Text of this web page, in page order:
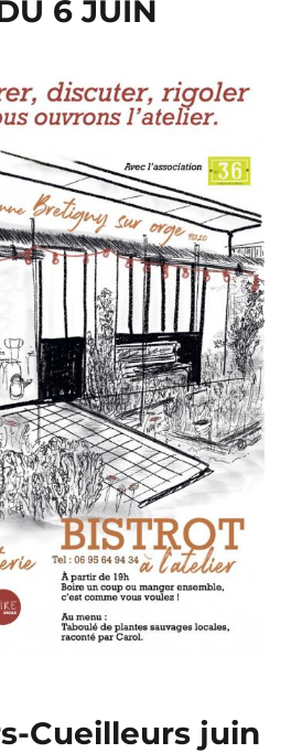
6 JUIN
Cueilleurs juin